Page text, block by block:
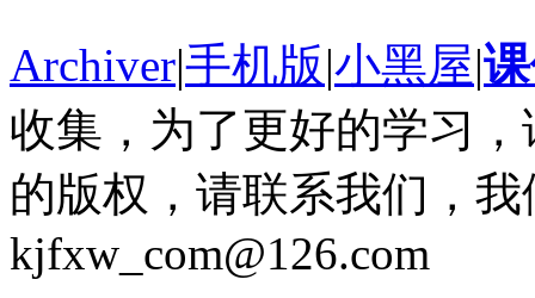
Archiver|手机版|小黑屋|
收集，为了更好的学习
的版权，请联系我们，
kjfxw_com@126.com